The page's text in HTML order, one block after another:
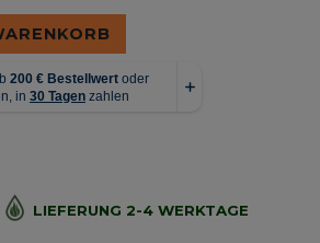
LIEFERUNG 2-4 WERKTAGE